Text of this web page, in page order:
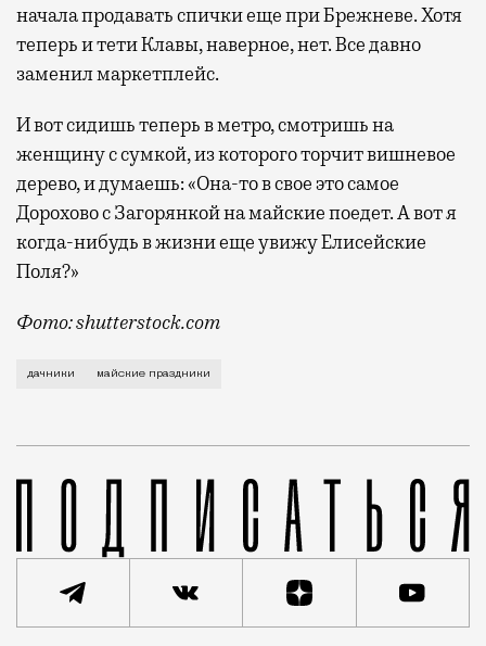
начала продавать спички еще при Брежневе. Хотя
теперь и тети Клавы, наверное, нет. Все давно
заменил маркетплейс.
И вот сидишь теперь в метро, смотришь на
женщину с сумкой, из которого торчит вишневое
дерево, и думаешь: «Она-то в свое это самое
Дорохово с Загорянкой на майские поедет. А вот я
когда-нибудь в жизни еще увижу Елисейские
Поля?»
Фото: shutterstock.com
Готовятся. Едут в вагоне счастливые, везут в
дачники майские праздники